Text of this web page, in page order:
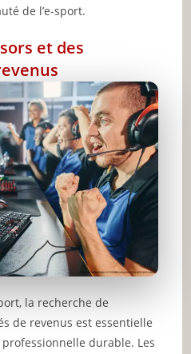
de l’e-sport.
et des
la recherche de
de revenus est essentielle
durable. Les